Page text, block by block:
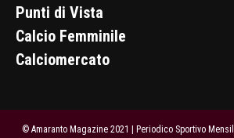
Punti di Vista
Calcio Femminile
Calciomercato
© Amaranto Magazine 2021 | Periodico Sportivo